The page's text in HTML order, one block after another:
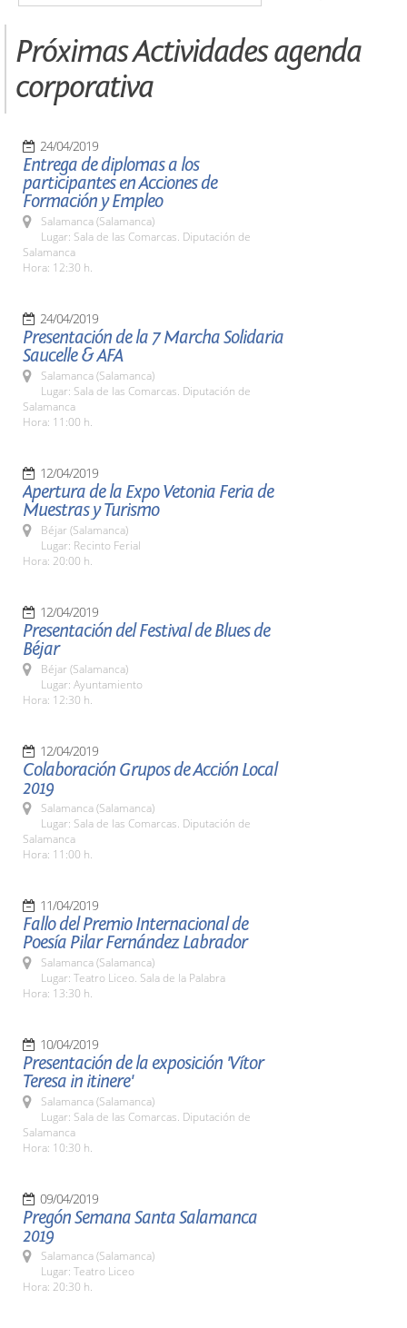
Próximas Actividades agenda
corporativa
24/04/2019
Entrega de diplomas a los
participantes en Acciones de
Formación y Empleo
Salamanca (Salamanca)
Lugar: Sala de las Comarcas. Diputación de
Salamanca
Hora: 12:30 h.
24/04/2019
Presentación de la 7 Marcha Solidaria
Saucelle & AFA
Salamanca (Salamanca)
Lugar: Sala de las Comarcas. Diputación de
Salamanca
Hora: 11:00 h.
12/04/2019
Apertura de la Expo Vetonia Feria de
Muestras y Turismo
Béjar (Salamanca)
Lugar: Recinto Ferial
Hora: 20:00 h.
12/04/2019
Presentación del Festival de Blues de
Béjar
Béjar (Salamanca)
Lugar: Ayuntamiento
Hora: 12:30 h.
12/04/2019
Colaboración Grupos de Acción Local
2019
Salamanca (Salamanca)
Lugar: Sala de las Comarcas. Diputación de
Salamanca
Hora: 11:00 h.
11/04/2019
Fallo del Premio Internacional de
Poesía Pilar Fernández Labrador
Salamanca (Salamanca)
Lugar: Teatro Liceo. Sala de la Palabra
Hora: 13:30 h.
10/04/2019
Presentación de la exposición 'Vítor
Teresa in itinere'
Salamanca (Salamanca)
Lugar: Sala de las Comarcas. Diputación de
Salamanca
Hora: 10:30 h.
09/04/2019
Pregón Semana Santa Salamanca
2019
Salamanca (Salamanca)
Lugar: Teatro Liceo
Hora: 20:30 h.